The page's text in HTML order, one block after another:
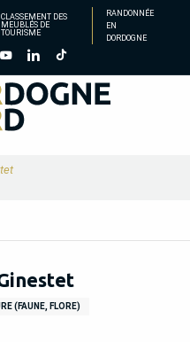
CLASSEMENT DES
MEUBLÉS DE
TOURISME
RANDONNÉE
EN
DORDOGNE
(FAUNE, FLORE)